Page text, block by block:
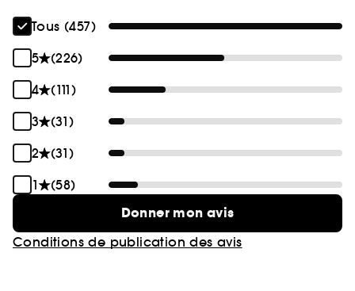
Tous (457)
5
(226)
4
(111)
3
(31)
2
(31)
1
(58)
Donner mon avis
Conditions de publication des avis